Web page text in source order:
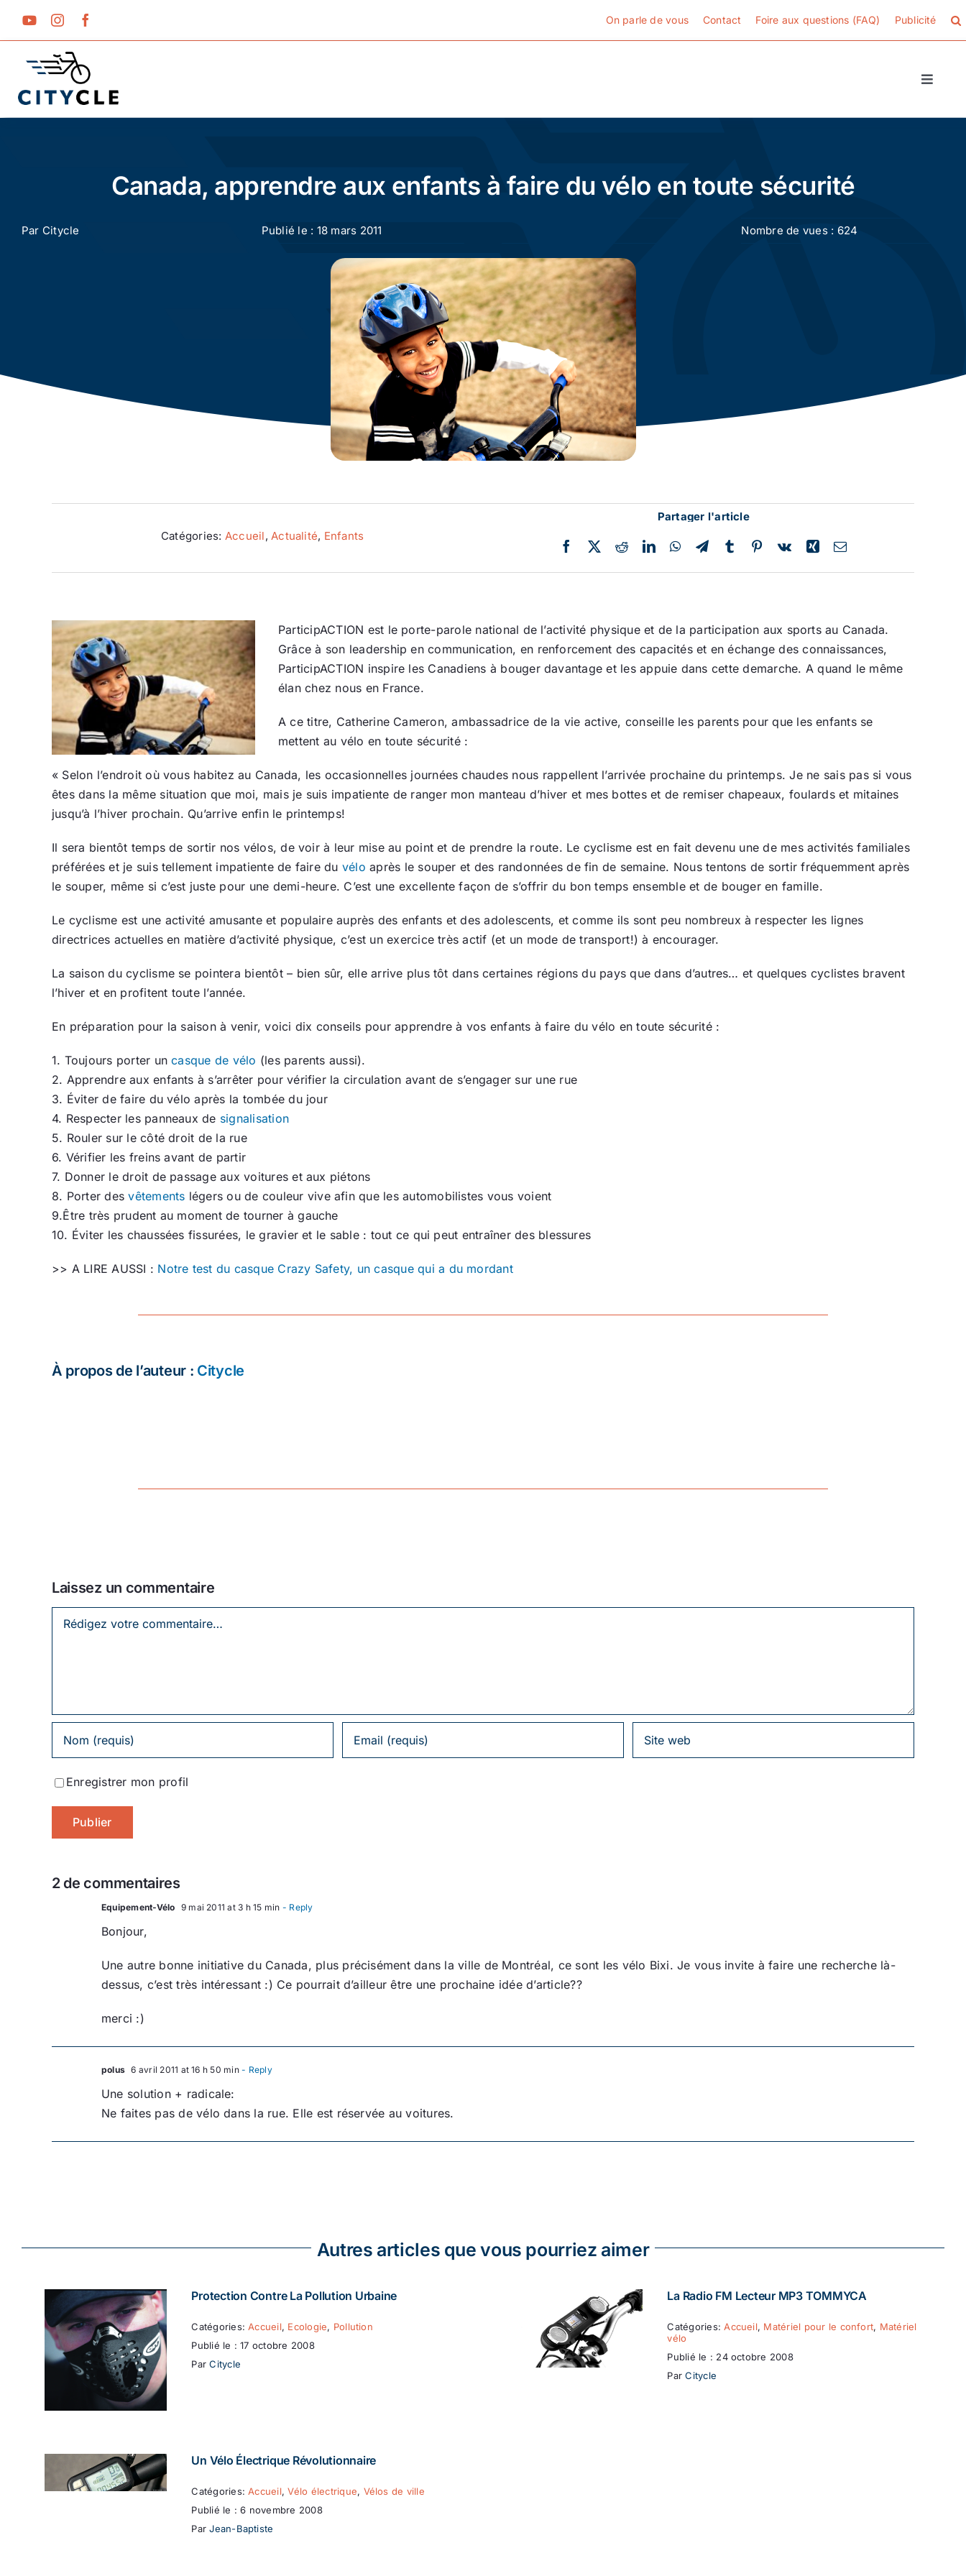
On parle de vous Contact Foire aux questions (FAQ) Publicité
Toggle
Cyclotourisme
Conseils
Actualité
Ecologie
Canada, apprendre aux enfants à faire du vélo en toute sécurité
Par Citycle Publié le : 18 mars 2011 Nombre de vues : 624
Catégories: Accueil, Actualité, Enfants
Partager l'article
ParticipACTION est le porte-parole national de l’activité physique et de la participation aux sports au Canada.
Grâce à son leadership en communication, en renforcement des capacités et en échange des connaissances,
ParticipACTION inspire les Canadiens à bouger davantage et les appuie dans cette demarche. A quand le même
élan chez nous en France.
A ce titre, Catherine Cameron, ambassadrice de la vie active, conseille les parents pour que les enfants se
mettent au vélo en toute sécurité :
« Selon l’endroit où vous habitez au Canada, les occasionnelles journées chaudes nous rappellent l’arrivée prochaine du printemps. Je ne sais pas si vous
êtes dans la même situation que moi, mais je suis impatiente de ranger mon manteau d’hiver et mes bottes et de remiser chapeaux, foulards et mitaines
jusqu’à l’hiver prochain. Qu’arrive enfin le printemps!
Il sera bientôt temps de sortir nos vélos, de voir à leur mise au point et de prendre la route. Le cyclisme est en fait devenu une de mes activités familiales
préférées et je suis tellement impatiente de faire du vélo après le souper et des randonnées de fin de semaine. Nous tentons de sortir fréquemment après
le souper, même si c’est juste pour une demi-heure. C’est une excellente façon de s’offrir du bon temps ensemble et de bouger en famille.
Le cyclisme est une activité amusante et populaire auprès des enfants et des adolescents, et comme ils sont peu nombreux à respecter les lignes
directrices actuelles en matière d’activité physique, c’est un exercice très actif (et un mode de transport!) à encourager.
La saison du cyclisme se pointera bientôt – bien sûr, elle arrive plus tôt dans certaines régions du pays que dans d’autres… et quelques cyclistes bravent
l’hiver et en profitent toute l’année.
En préparation pour la saison à venir, voici dix conseils pour apprendre à vos enfants à faire du vélo en toute sécurité :
1. Toujours porter uncasque de vélo (les parents aussi).
2. Apprendre aux enfants à s’arrêter pour vérifier la circulation avant de s’engager sur une rue
3. Éviter de faire du vélo après la tombée du jour
4. Respecter les panneaux de signalisation
5. Rouler sur le côté droit de la rue
6. Vérifier les freins avant de partir
7. Donner le droit de passage aux voitures et aux piétons
8. Porter desvêtements légers ou de couleur vive afin que les automobilistes vous voient
9.Être très prudent au moment de tourner à gauche
10. Éviter les chaussées fissurées, le gravier et le sable : tout ce qui peut entraîner des blessures
>> A LIRE AUSSI : Notre test du casque Crazy Safety, un casque qui a du mordant
À propos de l’auteur : Citycle
2 de commentaires
Equipement-Vélo 9 mai 2011 at 3 h 15 min - Reply
Bonjour,
Une autre bonne initiative du Canada, plus précisément dans la ville de Montréal, ce sont les vélo Bixi. Je vous invite à faire une recherche là-
dessus, c’est très intéressant :) Ce pourrait d’ailleur être une prochaine idée d’article??
merci :)
polus 6 avril 2011 at 16 h 50 min- Reply
Une solution + radicale:
Ne faites pas de vélo dans la rue. Elle est réservée au voitures.
Laissez un commentaire
Laissez
Enregistrer mon profil
Autres articles que vous pourriez aimer
Protection Contre La Pollution Urbaine
Catégories:Accueil, Ecologie, Pollution
Publié le : 17 octobre 2008
ParCitycle
La Radio FM Lecteur MP3 TOMMYCA
Catégories:Accueil, Matériel pour le confort, Matériel
vélo
Publié le : 24 octobre 2008
ParCitycle
Un Vélo Électrique Révolutionnaire
Catégories:Accueil,Vélo électrique, Vélos de ville
Publié le : 6 novembre 2008
ParJean-Baptiste